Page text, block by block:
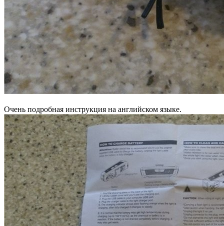
Очень подробная инструкция на английском языке.